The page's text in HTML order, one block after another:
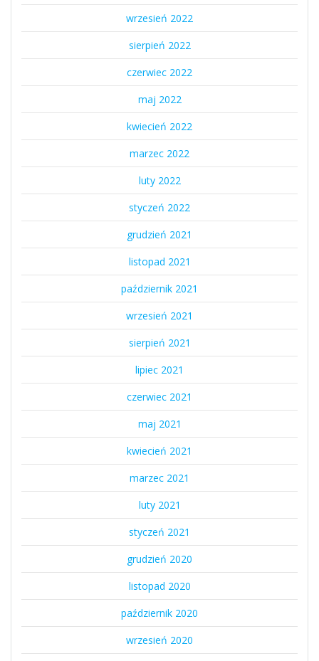
wrzesień 2022
sierpień 2022
czerwiec 2022
maj 2022
kwiecień 2022
marzec 2022
luty 2022
styczeń 2022
grudzień 2021
listopad 2021
październik 2021
wrzesień 2021
sierpień 2021
lipiec 2021
czerwiec 2021
maj 2021
kwiecień 2021
marzec 2021
luty 2021
styczeń 2021
grudzień 2020
listopad 2020
październik 2020
wrzesień 2020